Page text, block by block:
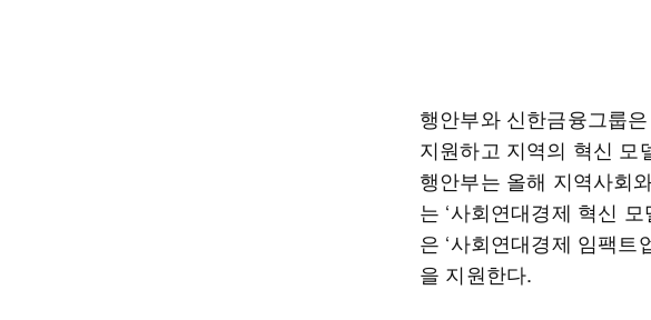
행안부와 신한금융그룹
지원하고 지역의 혁신 모
행안부는 올해 지역사회
는 ‘사회연대경제 혁신
은 ‘사회연대경제 임팩트
을 지원한다.